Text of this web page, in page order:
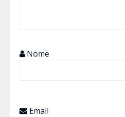
Nome
Email